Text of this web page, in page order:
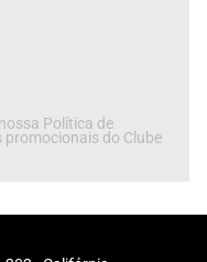
Política de
promocionais do Clube